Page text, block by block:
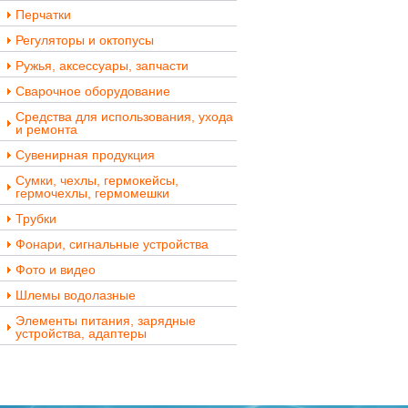
Перчатки
Регуляторы и октопусы
Ружья, аксессуары, запчасти
Сварочное оборудование
Средства для использования, ухода
и ремонта
Сувенирная продукция
Сумки, чехлы, гермокейсы,
гермочехлы, гермомешки
Трубки
Фонари, сигнальные устройства
Фото и видео
Шлемы водолазные
Элементы питания, зарядные
устройства, адаптеры